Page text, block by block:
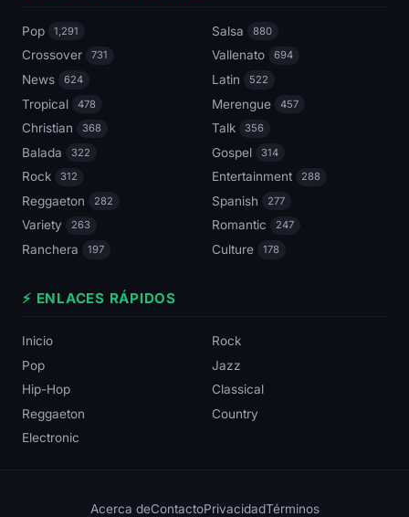
Pop 1,291 Salsa 880
Crossover 731 Vallenato 694
News 624 Latin 522
Tropical 478 Merengue 457
Christian 368 Talk 356
Balada 322 Gospel 314
Rock 312 Entertainment 288
Reggaeton 282 Spanish 277
Variety 263 Romantic 247
Ranchera 197 Culture 178
⚡ ENLACES RÁPIDOS
Inicio
Rock
Pop
Jazz
Hip-Hop
Classical
Reggaeton
Country
Electronic
Acerca deContactoPrivacidadTérminos